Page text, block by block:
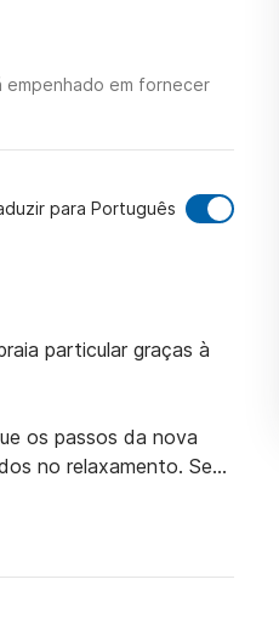
em fornecer
para Português
particular graças à
os passos da nova
no relaxamento. Seu